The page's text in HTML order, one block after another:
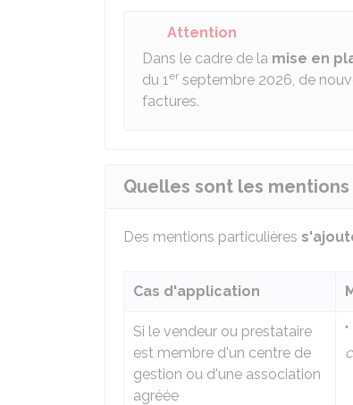
Attention
Dans le cadre de la mise en
du 1er septembre 2026, de
factures.
Quelles sont les
Des mentions particulières
Cas d'application
Si le vendeur ou prestataire
est membre d'un centre de
gestion ou d'une association
agréée
"